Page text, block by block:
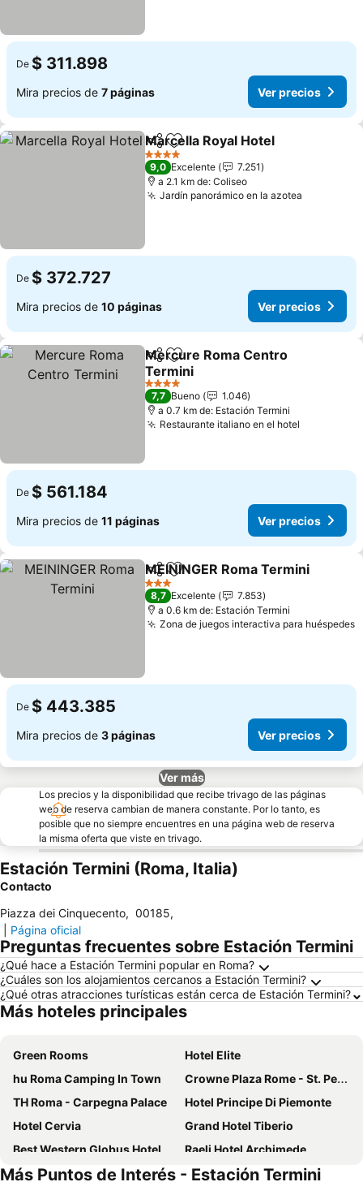
De $ 311.898
Mira precios de 7 páginas Ver precios
CompartirAgregar a favoritos
Marcella Royal Hotel
4 Estrellas
9,0 Excelente
7.251
a 2.1 km de: Coliseo
Jardín panorámico en la azotea
De $ 372.727
Mira precios de 10 páginas Ver precios
CompartirAgregar a favoritos
Mercure Roma Centro
Termini
4 Estrellas
7,7 Bueno
1.046
a 0.7 km de: Estación Termini
Restaurante italiano en el hotel
De $ 561.184
Mira precios de 11 páginas Ver precios
CompartirAgregar a favoritos
MEININGER Roma Termini
3 Estrellas
8,7 Excelente
7.853
a 0.6 km de: Estación Termini
Zona de juegos interactiva para huéspedes
De $ 443.385
Mira precios de 3 páginas Ver precios
Ver más
Los precios y la disponibilidad que recibe trivago de las páginas
web de reserva cambian de manera constante. Por lo tanto, es
posible que no siempre encuentres en una página web de reserva
la misma oferta que viste en trivago.
Estación Termini (Roma, Italia)
Contacto
Piazza dei Cinquecento, 00185,
Página oficial
Preguntas frecuentes sobre Estación Termini
¿Qué hace a Estación Termini popular en Roma?
¿Cuáles son los alojamientos cercanos a Estación Termini?
¿Qué otras atracciones turísticas están cerca de Estación Termini?
Más hoteles principales
Green Rooms
Hotel Elite
hu Roma Camping In Town
Crowne Plaza Rome - St. Peters By Ihg
TH Roma - Carpegna Palace
Hotel Principe Di Piemonte
Hotel Cervia
Grand Hotel Tiberio
Best Western Globus Hotel
Raeli Hotel Archimede
Hotel Nord Nuova Roma
Favola Romana
Más Puntos de Interés - Estación Termini